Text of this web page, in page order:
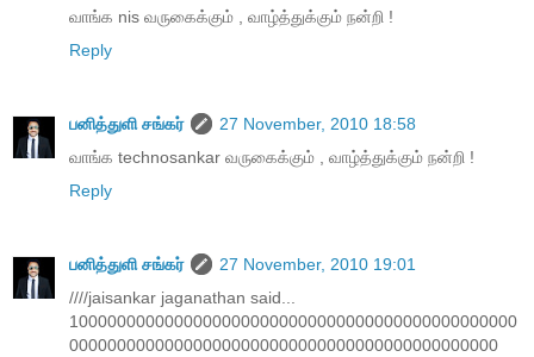
வாங்க nis வருகைக்கும் , வாழ்த்துக்கும் நன்றி !
Reply
பனித்துளி சங்கர்
27 November, 2010 18:58
வாங்க technosankar வருகைக்கும் , வாழ்த்துக்கும் நன்றி !
Reply
பனித்துளி சங்கர்
27 November, 2010 19:01
////jaisankar jaganathan said...
10000000000000000000000000000000000000000000000
000000000000000000000000000000000000000000000